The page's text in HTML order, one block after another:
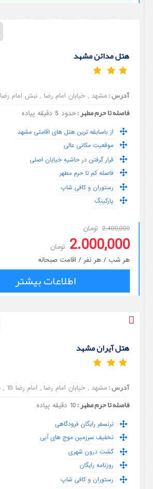
هتل مدائن مشهد
آدرس : مشهد , خیابان امام رضا , نبش امام رضا 7
فاصله تا حرم مطهر :حدود 5 دقیقه پیاده
از باسابقه ترین هتل های اقامتی مشهد
موقعیت مکانی عالی
قرار گرفتن در حاشیه خیابان اصلی
فاصله کم تا حرم مطهر
رستوران و کافی شاپ
پارکینگ
2.400,000 تومان
2.000,000 تومان
هر شب / هر نفر / اقامت صبحانه
اطلاعات بیشتر
هتل آیران مشهد
آدرس : مشهد , خیابان امام رضا , امام رضا 10 , بعد از چهار راه دوم
فاصله تا حرم مطهر : 10 دقیقه پیاده
ترنسفر رایگان فرودگاهی
تخفیف سرزمین موج های آبی
گشت درون شهری
روزنامه رایگان
رستوران و کافی شاپ